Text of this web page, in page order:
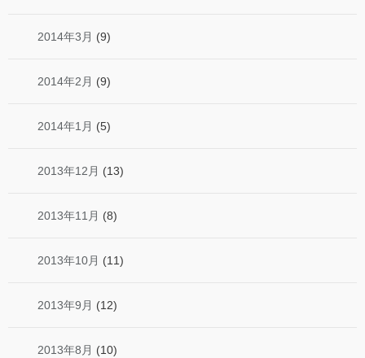
2014年3月 (9)
2014年2月 (9)
2014年1月 (5)
2013年12月 (13)
2013年11月 (8)
2013年10月 (11)
2013年9月 (12)
2013年8月 (10)